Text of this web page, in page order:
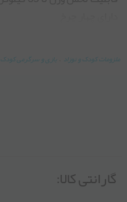
ملزومات کودک و نوزاد بازی و سرگرمی کودک
گارانتی کالا: